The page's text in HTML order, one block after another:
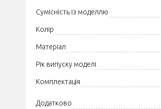
Сумісність із моделлю
Колір
Матеріал
Рік випуску моделі
Комплектація
Додатково